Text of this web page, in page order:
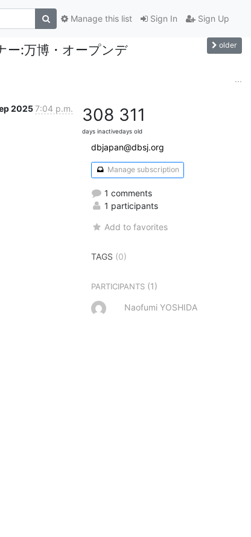
Sign In Sign Up
Manage this list
ー:万博・オープンデ
older
...
20257:04 p.m. 308
days inactive
311
days old
dbjapan@dbsj.org
Manage subscription
1 comments
1 participants
Add to favorites
TAGS (0)
PARTICIPANTS (1)
Naofumi YOSHIDA